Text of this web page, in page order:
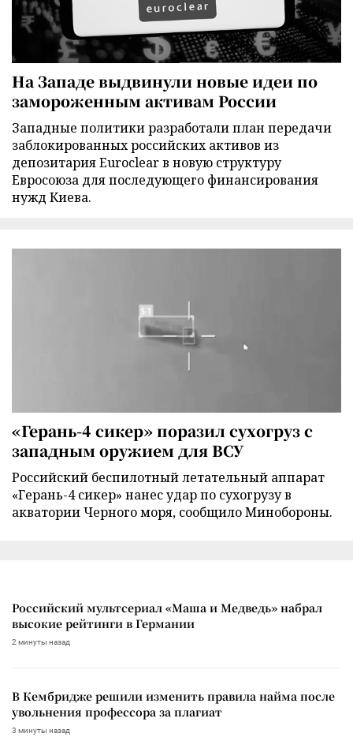
На Западе выдвинули новые идеи по
замороженным активам России
Западные политики разработали план передачи
заблокированных российских активов из
депозитария Euroclear в новую структуру
Евросоюза для последующего финансирования
нужд Киева.
«Герань-4 сикер» поразил сухогруз с
западным оружием для ВСУ
Российский беспилотный летательный аппарат
«Герань-4 сикер» нанес удар по сухогрузу в
акватории Черного моря, сообщило Минобороны.
Российский мультсериал «Маша и Медведь» набрал
высокие рейтинги в Германии
2 минуты назад
В Кембридже решили изменить правила найма после
увольнения профессора за плагиат
3 минуты назад